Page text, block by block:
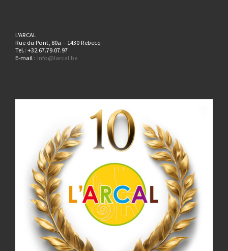
L'ARCAL
Rue du Pont, 80a – 1430 Rebecq
Tel.: +32.67.79.07.97
E-mail : info@larcal.be